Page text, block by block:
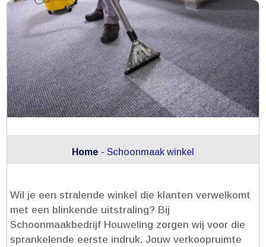
Home - Schoonmaak winkel
Wil je een stralende winkel die klanten verwelkomt
met een blinkende uitstraling? Bij
Schoonmaakbedrijf Houweling zorgen wij voor die
sprankelende eerste indruk.​ Jouw verkoopruimte